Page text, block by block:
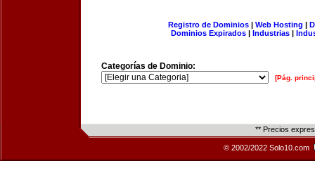
Registro de Dominios| Web Hosting |
Dominios Expirados | Industrias |
Categorías de Dominio:
[Pág.
** Precios
© 2002/2022 Solo10.com